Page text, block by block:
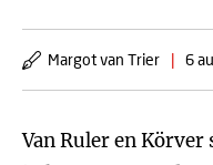
Margot van Trier | 6
Van Ruler en